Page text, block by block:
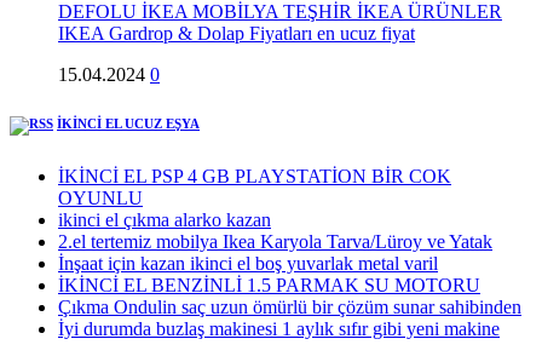
DEFOLU İKEA MOBİLYA TEŞHİR İKEA ÜRÜNLER
IKEA Gardrop & Dolap Fiyatları en ucuz fiyat
15.04.2024 0
İKİNCİ EL UCUZ EŞYA
İKİNCİ EL PSP 4 GB PLAYSTATİON BİR COK
OYUNLU
ikinci el çıkma alarko kazan
2.el tertemiz mobilya Ikea Karyola Tarva/Lüroy ve Yatak
İnşaat için kazan ikinci el boş yuvarlak metal varil
İKİNCİ EL BENZİNLİ 1.5 PARMAK SU MOTORU
Çıkma Ondulin saç uzun ömürlü bir çözüm sunar sahibinden
İyi durumda buzlaş makinesi 1 aylık sıfır gibi yeni makine